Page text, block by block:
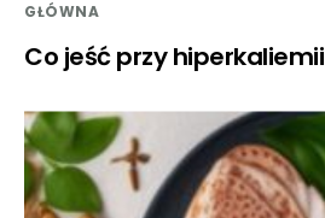
GŁÓWNA
Co jeść przy hiperkaliemii